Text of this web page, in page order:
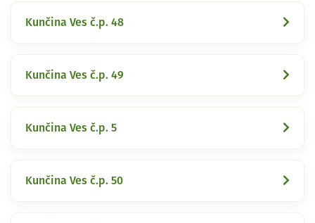
Kunčina Ves č.p. 48
Kunčina Ves č.p. 49
Kunčina Ves č.p. 5
Kunčina Ves č.p. 50